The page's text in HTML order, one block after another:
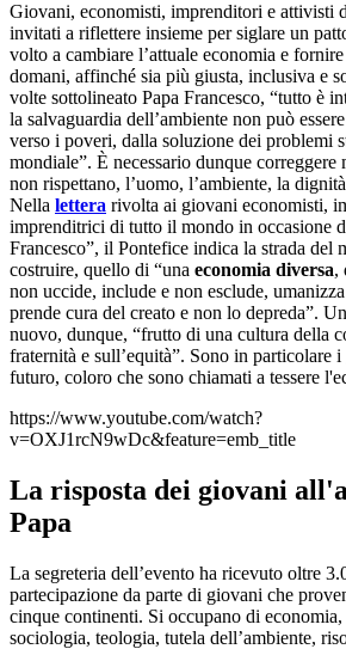
Giovani, economisti, imprenditori e attivisti
invitati a riflettere insieme per siglare un
volto a cambiare l’attuale economia e
domani, affinché sia più giusta, inclusiva e
volte sottolineato Papa Francesco, “tutto è
la salvaguardia dell’ambiente non può
verso i poveri, dalla soluzione dei problemi
mondiale”. È necessario dunque
non rispettano, l’uomo, l’ambiente, la
Nella lettera rivolta ai giovani economisti,
imprenditrici di tutto il mondo in occasione
Francesco”, il Pontefice indica la strada del
costruire, quello di “una economia diversa,
non uccide, include e non esclude,
prende cura del creato e non lo depreda”.
nuovo, dunque, “frutto di una cultura della
fraternità e sull’equità”. Sono in particolare
futuro, coloro che sono chiamati a tessere
https://www.youtube.com/watch?
v=OXJ1rcN9wDc&feature=emb_title
La risposta dei giovani
Papa
La segreteria dell’evento ha ricevuto oltre
partecipazione da parte di giovani che
cinque continenti. Si occupano di
sociologia, teologia, tutela dell’ambiente,